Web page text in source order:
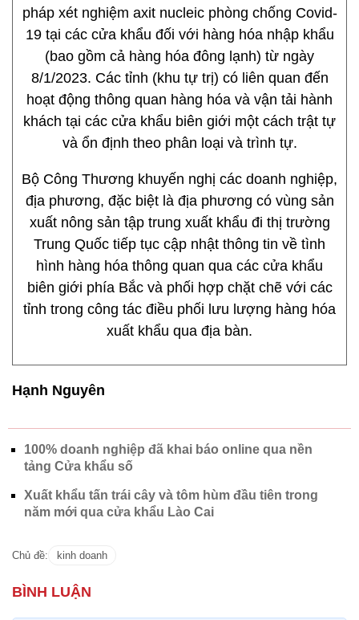
pháp xét nghiệm axit nucleic phòng chống Covid-
19 tại các cửa khẩu đối với hàng hóa nhập khẩu
(bao gồm cả hàng hóa đông lạnh) từ ngày
8/1/2023. Các tỉnh (khu tự trị) có liên quan đến
hoạt động thông quan hàng hóa và vận tải hành
khách tại các cửa khẩu biên giới một cách trật tự
và ổn định theo phân loại và trình tự.
Bộ Công Thương khuyến nghị các doanh nghiệp,
địa phương, đặc biệt là địa phương có vùng sản
xuất nông sản tập trung xuất khẩu đi thị trường
Trung Quốc tiếp tục cập nhật thông tin về tình
hình hàng hóa thông quan qua các cửa khẩu
biên giới phía Bắc và phối hợp chặt chẽ với các
tỉnh trong công tác điều phối lưu lượng hàng hóa
xuất khẩu qua địa bàn.
Hạnh Nguyên
100% doanh nghiệp đã khai báo online qua nền
tảng Cửa khẩu số
Xuất khẩu tấn trái cây và tôm hùm đầu tiên trong
năm mới qua cửa khẩu Lào Cai
Chủ đề: kinh doanh